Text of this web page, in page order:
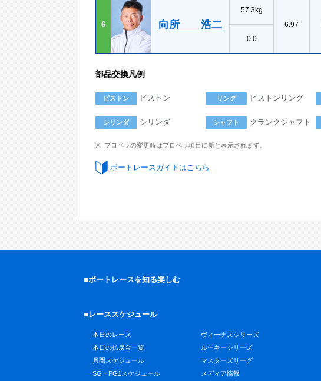
6 向所 浩二
57.3kg
6.97
0.0
部品交換凡例
ピストン ピストン リング ピストンリング
シリンダ シリンダ シャフト クランクシャフト
プロペラの変更時はプロペラ項目に新と表示されます。
ボートレースガイドはこちら
■ボートレースを知る楽しむ
■レーススケジュール
本日のレース
本日の払戻金一覧
月間スケジュール
SG・PG1スケジュール
ヴィーナスシリーズ
ルーキーシリーズ
マスターズリーグ
メディア情報